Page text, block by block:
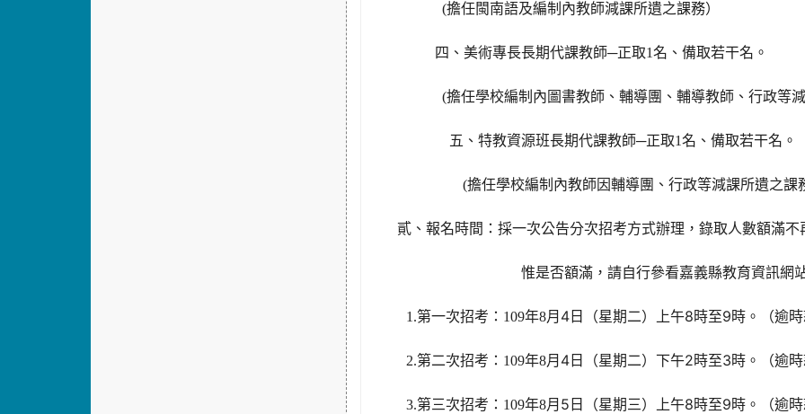
(擔任閩南語及編制內教師減課所遺之課務）
四、美術專長長期代課教師─正取1名、備取若干名。
(擔任學校編制內圖書教師、輔導團、輔導教師、行政等
五、特教資源班長期代課教師─正取1名、備取若干名。
(擔任學校編制內教師因輔導團、行政等減課所遺之課
貳、報名時間：採一次公告分次招考方式辦理，錄取人數額滿
惟是否額滿，請自行參看嘉義縣教育資訊網
1.第一次招考：109年8月4日（星期二）上午8時至9時。（逾
2.第二次招考：109年8月4日（星期二）下午2時至3時。（逾
3.第三次招考：109年8月5日（星期三）上午8時至9時。（逾